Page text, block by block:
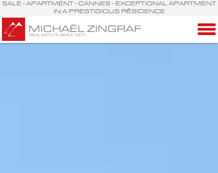
SALE - APARTMENT - CANNES - EXCEPTIONAL APARTMENT
IN A PRESTIGIOUS RÉSIDENCE